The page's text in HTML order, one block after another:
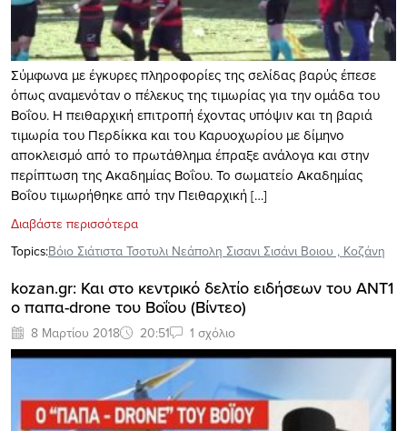
Σύμφωνα με έγκυρες πληροφορίες της σελίδας βαρύς έπεσε
όπως αναμενόταν ο πέλεκυς της τιμωρίας για την ομάδα του
Βοΐου. Η πειθαρχική επιτροπή έχοντας υπόψιν και τη βαριά
τιμωρία του Περδίκκα και του Καρυοχωρίου με δίμηνο
αποκλεισμό από το πρωτάθλημα έπραξε ανάλογα και στην
περίπτωση της Ακαδημίας Βοΐου. Το σωματείο Ακαδημίας
Βοΐου τιμωρήθηκε από την Πειθαρχική […]
Διαβάστε περισσότερα
Topics:Βόιο Σιάτιστα Τσοτυλι Νεάπολη Σισανι Σισάνι Βοιου , Κοζάνη
kozan.gr: Και στο κεντρικό δελτίο ειδήσεων του ΑΝΤ1
ο παπα-drone του Βοΐου (Bίντεο)
8 Μαρτίου 2018 20:51 1 σχόλιο